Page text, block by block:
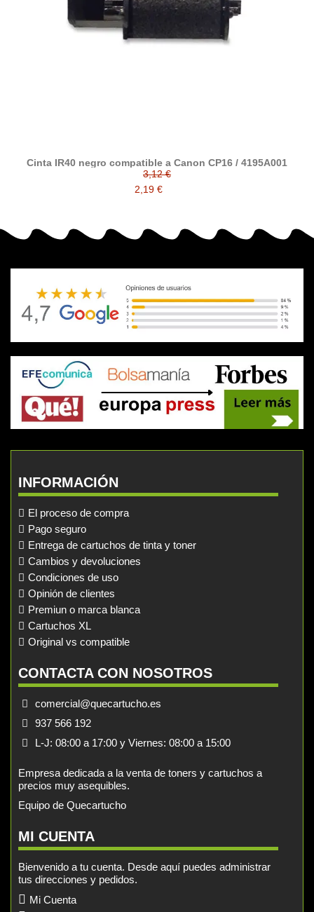
Cinta IR40 negro compatible a Canon CP16 / 4195A001
3,12 €
2,19 €
INFORMACIÓN
El proceso de compra
Pago seguro
Entrega de cartuchos de tinta y toner
Cambios y devoluciones
Condiciones de uso
Opinión de clientes
Premiun o marca blanca
Cartuchos XL
Original vs compatible
CONTACTA CON NOSOTROS
comercial@quecartucho.es
937 566 192
L-J: 08:00 a 17:00 y Viernes: 08:00 a 15:00
Empresa dedicada a la venta de toners y cartuchos a
precios muy asequibles.
Equipo de Quecartucho
MI CUENTA
Bienvenido a tu cuenta. Desde aquí puedes administrar
tus direcciones y pedidos.
Mi Cuenta